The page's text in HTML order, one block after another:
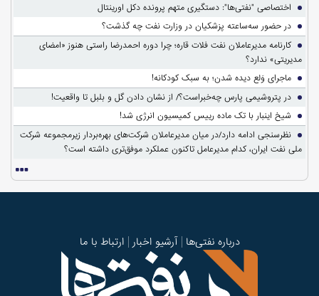
اختصاصی "نفتی‌ها": دستگیری متهم پرونده دکل اورینتال
در حضور سه‌ساعته پزشکیان در وزارت نفت چه گذشت؟
کارنامه مدیرعاملان نفت فلات قاره؛ چرا دوره احمدرضا راستی هنوز «امضای
مدیریتی» ندارد؟
ماجرای وَلع دیده شدن؛ به سبک کودکانه!
در پتروشیمی پارس چه‌خبراست؟/ از نشان دادن گل و بلبل تا واقعیت!
شیخ اینبار با تک ماده رییس کمیسیون انرژی شد!
نظرسنجی ادامه دارد/در میان مدیرعاملان شرکت‌های بهره‌بردار زیرمجموعه شرکت
ملی نفت ایران، کدام مدیرعامل تاکنون عملکرد موفق‌تری داشته است؟
درباره نفتی‌ها آرشیو اخبار ارتباط با ما